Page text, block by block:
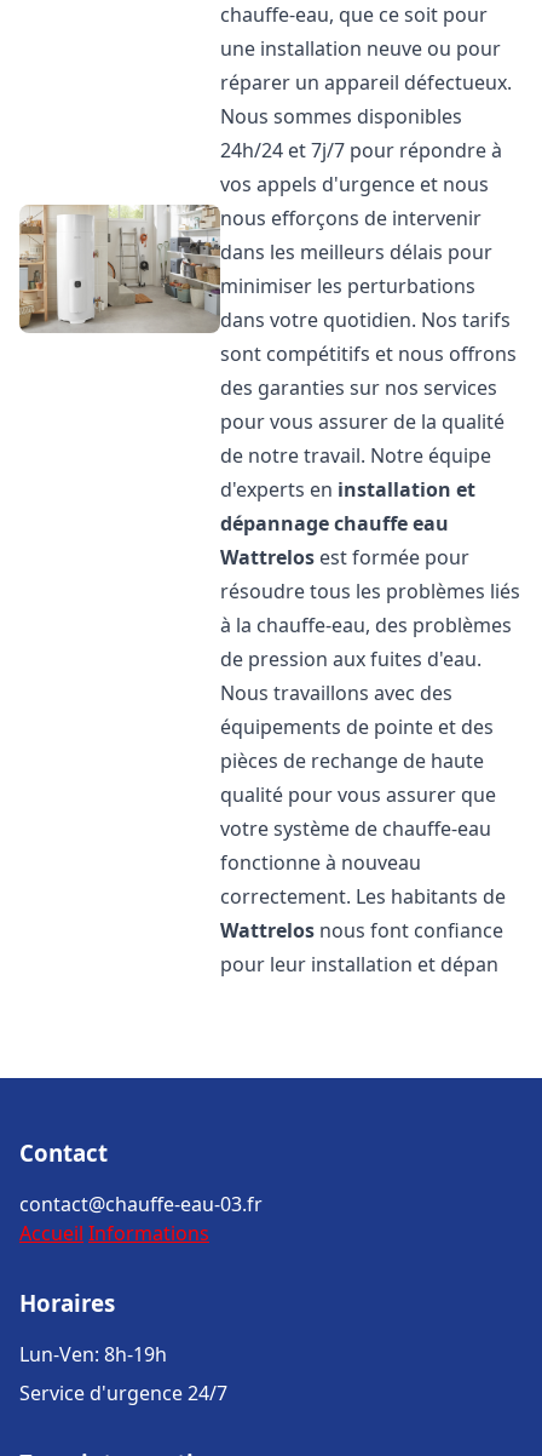
chauffe-eau, que ce soit pour
une installation neuve ou pour
réparer un appareil défectueux.
Nous sommes disponibles
24h/24 et 7j/7 pour répondre à
vos appels d'urgence et nous
nous efforçons de intervenir
dans les meilleurs délais pour
minimiser les perturbations
dans votre quotidien. Nos tarifs
sont compétitifs et nous offrons
des garanties sur nos services
pour vous assurer de la qualité
de notre travail. Notre équipe
d'experts en installation et
dépannage chauffe eau
Wattrelos est formée pour
résoudre tous les problèmes liés
à la chauffe-eau, des problèmes
de pression aux fuites d'eau.
Nous travaillons avec des
équipements de pointe et des
pièces de rechange de haute
qualité pour vous assurer que
votre système de chauffe-eau
fonctionne à nouveau
correctement. Les habitants de
Wattrelos nous font confiance
pour leur installation et dépan
Contact
contact@chauffe-eau-03.fr
Accueil Informations
Horaires
Lun-Ven: 8h-19h
Service d'urgence 24/7